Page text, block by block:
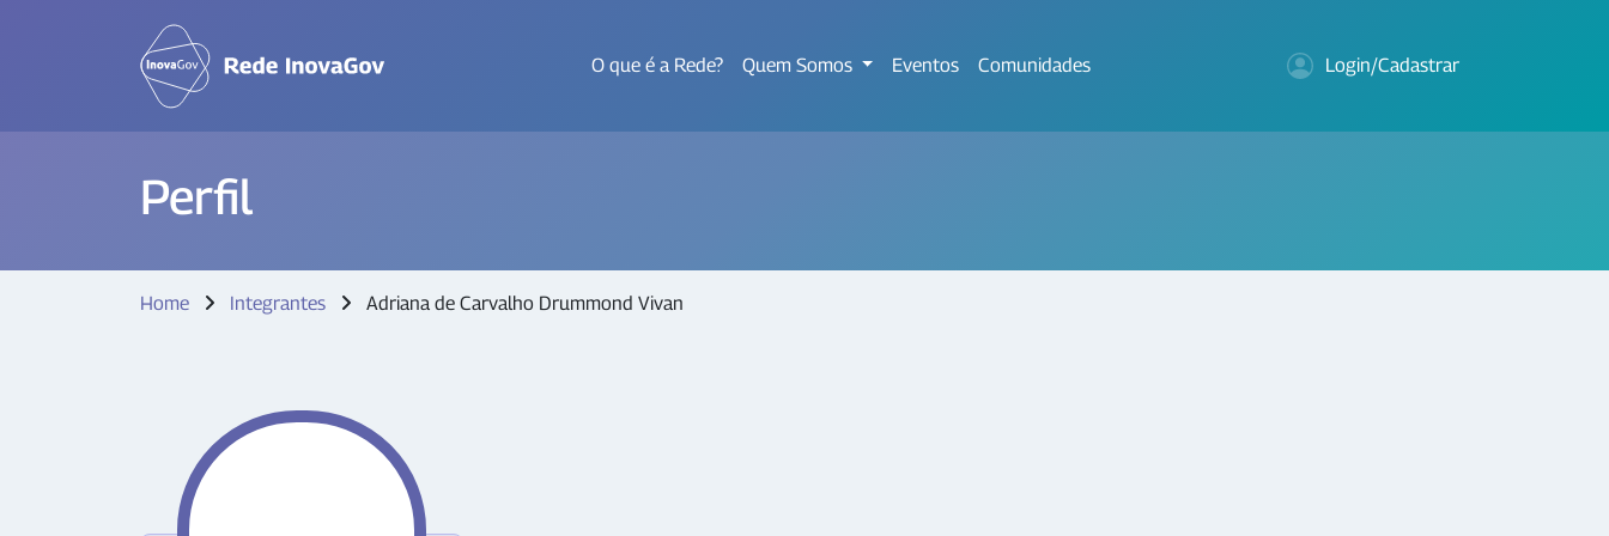
O que é a Rede? Quem Somos Eventos Comunidades Login/Cadastrar
Perfil
Home Integrantes Adriana de Carvalho Drummond Vivan